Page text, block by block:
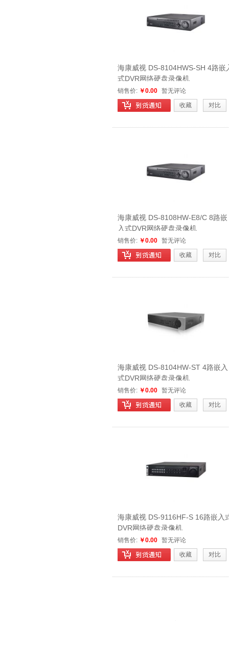
海康威视 DS-8104HWS-SH 4路嵌
式DVR网络硬盘录像机
销售价: ￥0.00 暂无评论
收藏
对比
海康威视 DS-8108HW-E8/C 8路嵌
入式DVR网络硬盘录像机
销售价: ￥0.00 暂无评论
收藏
对比
海康威视 DS-8104HW-ST 4路嵌入
式DVR网络硬盘录像机
销售价: ￥0.00 暂无评论
收藏
对比
海康威视 DS-9116HF-S 16路嵌入
DVR网络硬盘录像机
销售价: ￥0.00 暂无评论
收藏
对比